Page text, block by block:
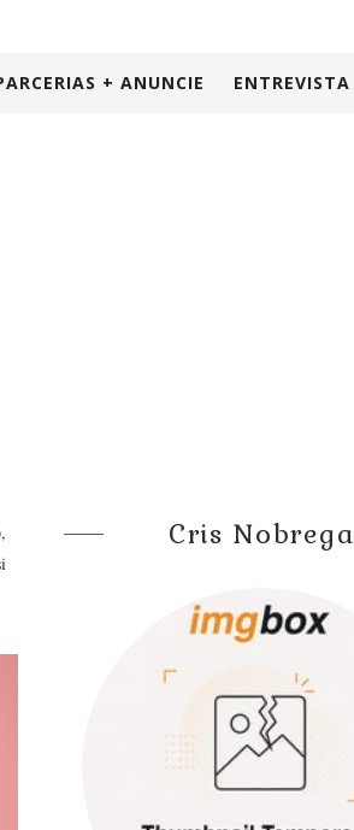
+ ANUNCIE ENTREVISTA
Cris Nobrega